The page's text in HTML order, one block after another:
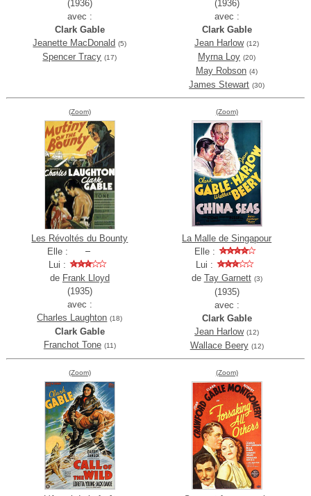
(1936)
avec :
Clark Gable
Jeanette MacDonald (5)
Spencer Tracy (17)
(1936)
avec :
Clark Gable
Jean Harlow (12)
Myrna Loy (20)
May Robson (4)
James Stewart (30)
(Zoom)
Les Révoltés du Bounty
Elle :
Lui :
de Frank Lloyd
(1935)
avec :
Charles Laughton (18)
Clark Gable
Franchot Tone (11)
(Zoom)
La Malle de Singapour
Elle :
Lui :
de Tay Garnett (3)
(1935)
avec :
Clark Gable
Jean Harlow (12)
Wallace Beery (12)
(Zoom) (Zoom)